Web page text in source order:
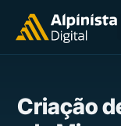
Criação